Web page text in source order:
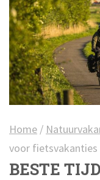
Home /
voor fietsvakanties
BESTE